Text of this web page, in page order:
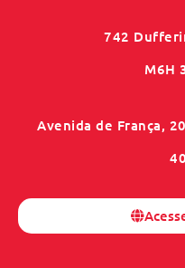
742
M6H
Avenida de França,